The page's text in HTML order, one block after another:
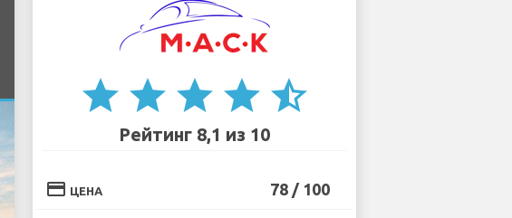
star star star star star_half
Рейтинг 8,1 из 10
credit_card ЦЕНА 78 / 100